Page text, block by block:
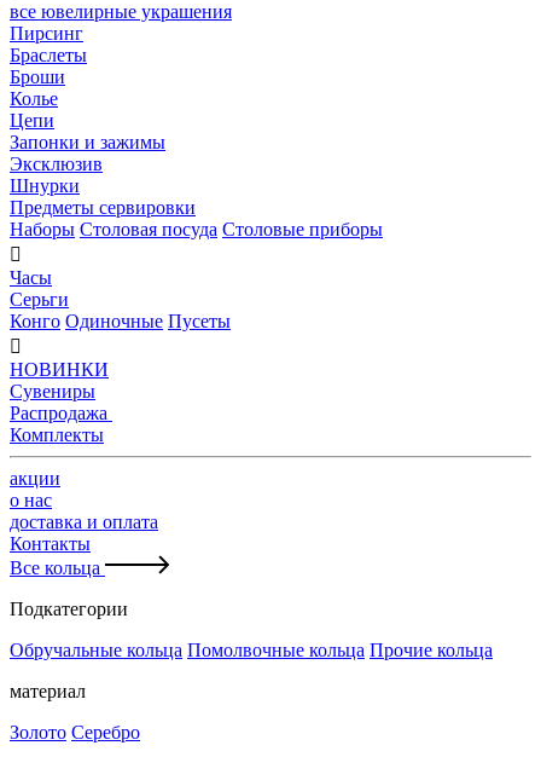
все ювелирные украшения
Пирсинг
Браслеты
Броши
Колье
Цепи
Запонки и зажимы
Эксклюзив
Шнурки
Предметы сервировки
Наборы Столовая посуда Столовые приборы

Часы
Серьги
Конго Одиночные Пусеты

НОВИНКИ
Сувениры
Распродажа
Комплекты
акции
о нас
доставка и оплата
Контакты
Все кольца
Подкатегории
Обручальные кольца Помолвочные кольца Прочие кольца
материал
Золото Серебро